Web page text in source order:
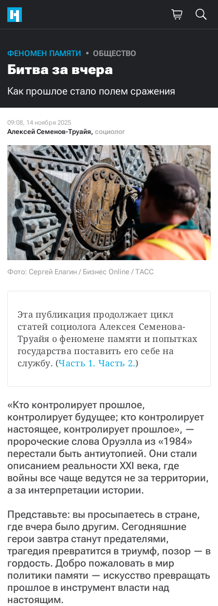
ФЕНОМЕН ПАМЯТИ ОБЩЕСТВО
Битва за вчера
Как прошлое стало полем сражения
Алексей Семенов-Труайя, социолог
Фото: Сергей Елагин / Бизнес Online / ТАСС
Эта публикация продолжает цикл
статей социолога Алексея Семенова-
Труайя о феномене памяти и попытках
государства поставить его себе на
службу. (Часть 1. Часть 2.)
«Кто контролирует прошлое,
контролирует будущее; кто контролирует
настоящее, контролирует прошлое», —
пророческие слова Оруэлла из «1984»
перестали быть антиутопией. Они стали
описанием реальности XXI века, где
войны все чаще ведутся не за территории,
а за интерпретации истории.
Представьте: вы просыпаетесь в стране,
где вчера было другим. Сегодняшние
герои завтра станут предателями,
трагедия превратится в триумф, позор — в
гордость. Добро пожаловать в мир
политики памяти — искусство превращать
прошлое в инструмент власти над
настоящим.
Поддержите
нашу работу!
Ежемесячно Разово
3000
500 300
Нажимая кнопку «Стать соучастником»,
я принимаю
условия и подтверждаю свое гражданство РФ
СТАТЬ СОУЧАСТНИКОМ
ПОДЕЛИТЬСЯ С ДРУЗЬЯМИ
Если у вас есть вопросы, пишите donate@novayagazeta.ruили
звоните:
+7 (929) 612-03-68